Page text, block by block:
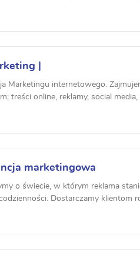
|
Marketingu internetowego.
treści online, reklamy, social
marketingowa
o świecie, w którym reklama
Dostarczamy klientom